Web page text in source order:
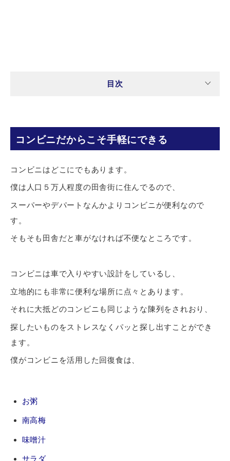
目次
コンビニだからこそ手軽にできる
コンビニはどこにでもあります。
僕は人口５万人程度の田舎街に住んでるので、
スーパーやデパートなんかよりコンビニが便利なので
す。
そもそも田舎だと車がなければ不便なところです。
コンビニは車で入りやすい設計をしているし、
立地的にも非常に便利な場所に点々とあります。
それに大抵どのコンビニも同じような陳列をされおり、
探したいものをストレスなくパッと探し出すことができ
ます。
僕がコンビニを活用した回復食は、
お粥
南高梅
味噌汁
サラダ